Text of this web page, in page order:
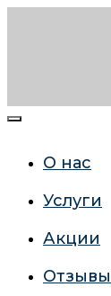
О нас
Услуги
Акции
Отзывы